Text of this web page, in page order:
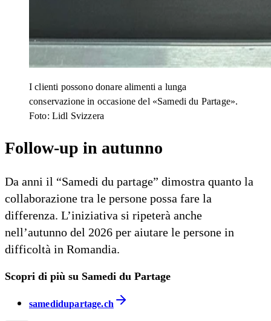
I clienti possono donare alimenti a lunga
conservazione in occasione del «Samedi du Partage».
Foto: Lidl Svizzera
Follow-up in autunno
Da anni il “Samedi du partage” dimostra quanto la
collaborazione tra le persone possa fare la
differenza. L’iniziativa si ripeterà anche
nell’autunno del 2026 per aiutare le persone in
difficoltà in Romandia.
Scopri di più su Samedi du Partage
samedidupartage.ch